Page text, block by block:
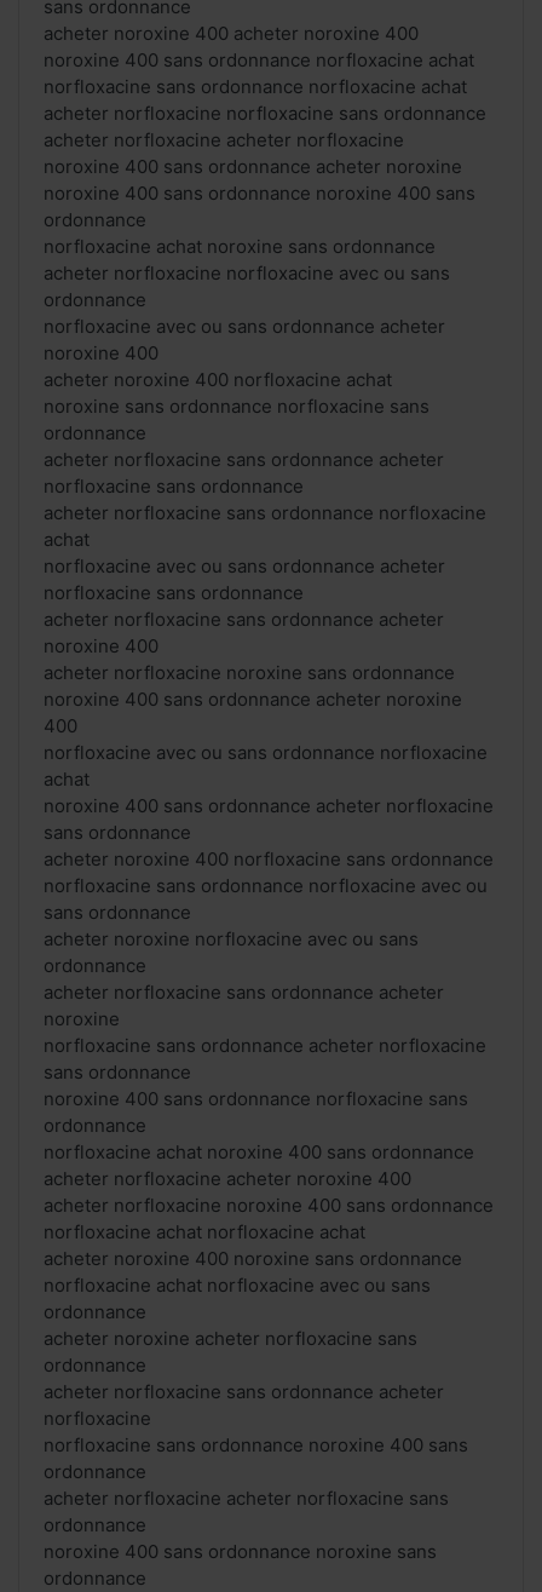
sans ordonnance
acheter noroxine 400 acheter noroxine 400
noroxine 400 sans ordonnance norfloxacine achat
norfloxacine sans ordonnance norfloxacine achat
acheter norfloxacine norfloxacine sans ordonnance
acheter norfloxacine acheter norfloxacine
noroxine 400 sans ordonnance acheter noroxine
noroxine 400 sans ordonnance noroxine 400 sans
ordonnance
norfloxacine achat noroxine sans ordonnance
acheter norfloxacine norfloxacine avec ou sans
ordonnance
norfloxacine avec ou sans ordonnance acheter
noroxine 400
acheter noroxine 400 norfloxacine achat
noroxine sans ordonnance norfloxacine sans
ordonnance
acheter norfloxacine sans ordonnance acheter
norfloxacine sans ordonnance
acheter norfloxacine sans ordonnance norfloxacine
achat
norfloxacine avec ou sans ordonnance acheter
norfloxacine sans ordonnance
acheter norfloxacine sans ordonnance acheter
noroxine 400
acheter norfloxacine noroxine sans ordonnance
noroxine 400 sans ordonnance acheter noroxine
400
norfloxacine avec ou sans ordonnance norfloxacine
achat
noroxine 400 sans ordonnance acheter norfloxacine
sans ordonnance
acheter noroxine 400 norfloxacine sans ordonnance
norfloxacine sans ordonnance norfloxacine avec ou
sans ordonnance
acheter noroxine norfloxacine avec ou sans
ordonnance
acheter norfloxacine sans ordonnance acheter
noroxine
norfloxacine sans ordonnance acheter norfloxacine
sans ordonnance
noroxine 400 sans ordonnance norfloxacine sans
ordonnance
norfloxacine achat noroxine 400 sans ordonnance
acheter norfloxacine acheter noroxine 400
acheter norfloxacine noroxine 400 sans ordonnance
norfloxacine achat norfloxacine achat
acheter noroxine 400 noroxine sans ordonnance
norfloxacine achat norfloxacine avec ou sans
ordonnance
acheter noroxine acheter norfloxacine sans
ordonnance
acheter norfloxacine sans ordonnance acheter
norfloxacine
norfloxacine sans ordonnance noroxine 400 sans
ordonnance
acheter norfloxacine acheter norfloxacine sans
ordonnance
noroxine 400 sans ordonnance noroxine sans
ordonnance